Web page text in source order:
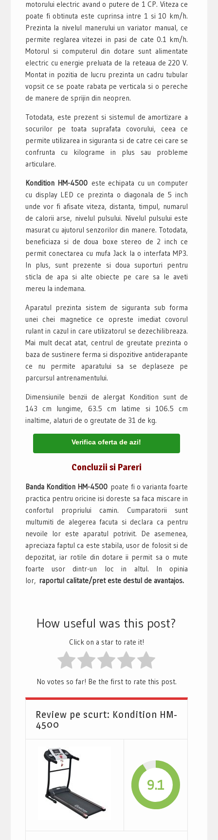
motorului electric avand o putere de 1 CP. Viteza ce
poate fi obtinuta este cuprinsa intre 1 si 10 km/h.
Prezinta la nivelul manerului un variator manual, ce
permite reglarea vitezei in pasi de cate 0.1 km/h.
Motorul si computerul din dotare sunt alimentate
electric cu energie preluata de la reteaua de 220 V.
Montat in pozitia de lucru prezinta un cadru tubular
vopsit ce se poate rabata pe verticala si o pereche
de manere de sprijin din neopren.
Totodata, este prezent si sistemul de amortizare a
socurilor pe toata suprafata covorului, ceea ce
permite utilizarea in siguranta si de catre cei care se
confrunta cu kilograme in plus sau probleme
articulare.
Kondition HM-4500 este echipata cu un computer
cu display LED ce prezinta o diagonala de 5 inch
unde vor fi afisate viteza, distanta, timpul, numarul
de calorii arse, nivelul pulsului. Nivelul pulsului este
masurat cu ajutorul senzorilor din manere. Totodata,
beneficiaza si de doua boxe stereo de 2 inch ce
permit conectarea cu mufa Jack la o interfata MP3.
In plus, sunt prezente si doua suporturi pentru
sticla de apa si alte obiecte pe care sa le aveti
mereu la indemana.
Aparatul prezinta sistem de siguranta sub forma
unei chei magnetice ce opreste imediat covorul
rulant in cazul in care utilizatorul se dezechilibreaza.
Mai mult decat atat, centrul de greutate prezinta o
baza de sustinere ferma si dispozitive antiderapante
ce nu permite aparatului sa se deplaseze pe
parcursul antrenamentului.
Dimensiunile benzii de alergat Kondition sunt de
143 cm lungime, 63.5 cm latime si 106.5 cm
inaltime, alaturi de o greutate de 31 de kg.
Verifica oferta de azi!
Concluzii si Pareri
Banda Kondition HM-4500 poate fi o varianta foarte
practica pentru oricine isi doreste sa faca miscare in
confortul propriului camin. Cumparatorii sunt
multumiti de alegerea facuta si declara ca pentru
nevoile lor este aparatul potrivit. De asemenea,
apreciaza faptul ca este stabila, usor de folosit si de
depozitat, iar rotile din dotare ii permit sa o mute
foarte usor dintr-un loc in altul. In opinia
lor, raportul calitate/pret este destul de avantajos.
How useful was this post?
Click on a star to rate it!
No votes so far! Be the first to rate this post.
Review pe scurt: Kondition HM-
4500
9.1